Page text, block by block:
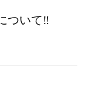
ついて‼